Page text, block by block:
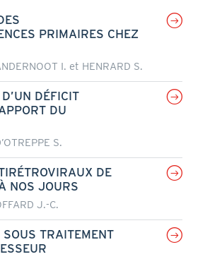
PRIMAIRES CHEZ
I. et HENRARD S.
DÉFICIT
DU
S.
DE
NOS JOURS
J.-C.
TRAITEMENT